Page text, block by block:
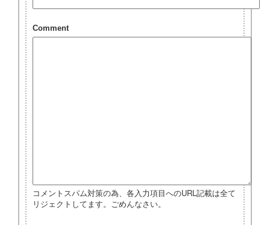
Comment
コメントスパム対策の為、各入力項目へのURL記載は全て
リジェクトしてます。ごめんなさい。